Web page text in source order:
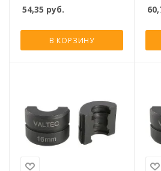
54,35 руб.
В КОРЗИНУ